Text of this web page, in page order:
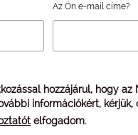
Az Ön e-mail címe?
hozzájárul, hogy
információkért,
elfogadom.